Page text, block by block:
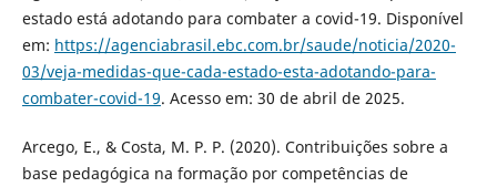
estado está adotando para combater a covid-19. Disponível
em: https://agenciabrasil.ebc.com.br/saude/noticia/2020-
03/veja-medidas-que-cada-estado-esta-adotando-para-
combater-covid-19. Acesso em: 30 de abril de 2025.
Arcego, E., & Costa, M. P. P. (2020). Contribuições sobre a
base pedagógica na formação por competências de